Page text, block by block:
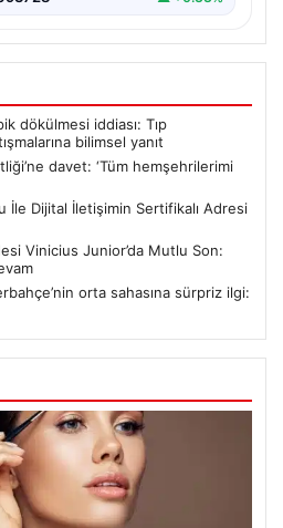
6639.0 ▼ -0.32%
dökülmesi iddiası: Tıp
bilimsel yanıt
davet: ‘Tüm hemşehrilerimi
İle Dijital İletişimin Sertifikalı Adresi
orta sahasına sürpriz ilgi: